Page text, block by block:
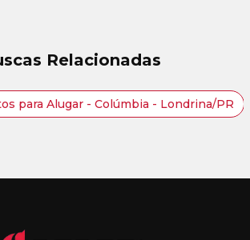
Relacionadas
para Alugar - Colúmbia - Londrina/PR